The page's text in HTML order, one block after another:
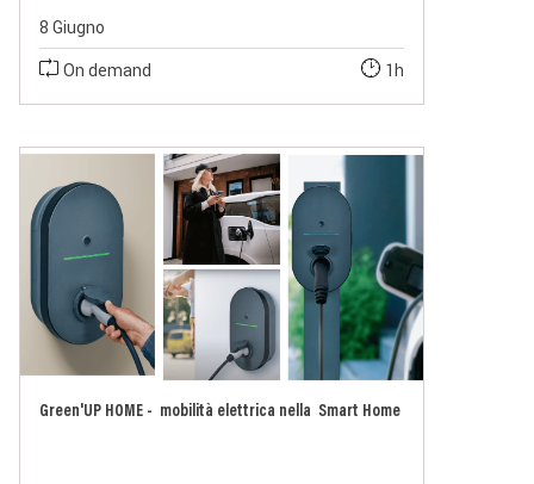
8 Giugno
On demand
1h
Green'UP HOME - mobilità elettrica nella Smart Home